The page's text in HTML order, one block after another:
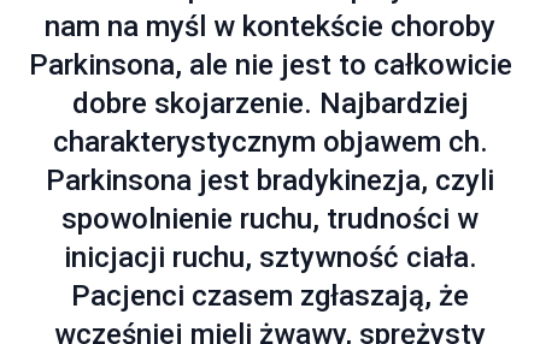
nam na myśl w kontekście choroby
Parkinsona, ale nie jest to całkowicie
dobre skojarzenie. Najbardziej
charakterystycznym objawem ch.
Parkinsona jest bradykinezja, czyli
spowolnienie ruchu, trudności w
inicjacji ruchu, sztywność ciała.
Pacjenci czasem zgłaszają, że
wcześniej mieli żwawy, sprężysty